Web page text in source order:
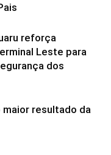
reforça
Leste para
dos
maior resultado da